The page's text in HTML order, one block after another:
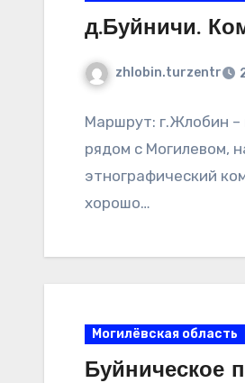
д.Буйничи.
zhlobin.turzentr
Маршрут: г.Жлобин –
рядом с Могилевом,
этнографический
хорошо…
Могилёвская область
Буйническое